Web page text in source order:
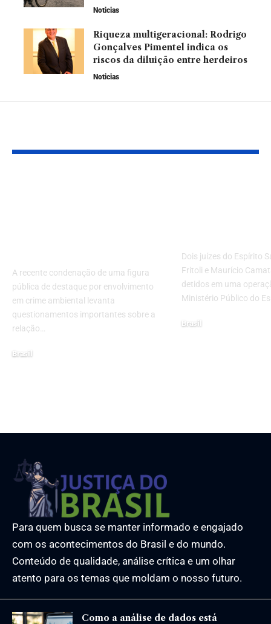
Noticias
Riqueza multigeracional: Rodrigo
Gonçalves Pimentel indica os
riscos da diluição entre herdeiros
Noticias
A recente condenação de uma figura
pública de destaque por envolvimento
em crime ambiental levanta
questionamentos importantes sobre a
relação…
Brasil
Dois juízes do Espírito
Fritoli e Maurício
detidos em uma
Ministério Público do
Brasil
Para quem busca se manter informado e engajado
com os acontecimentos do Brasil e do mundo.
Conteúdo de qualidade, análise crítica e um olhar
atento para os temas que moldam o nosso futuro.
Como a análise de dados está